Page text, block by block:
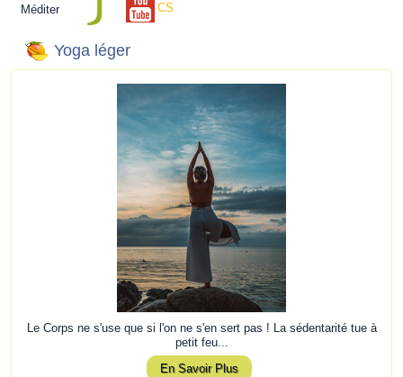
Méditer
CS
Yoga léger
Le Corps ne s'use que si l'on ne s'en sert pas ! La sédentarité tue à
petit feu...
En Savoir Plus